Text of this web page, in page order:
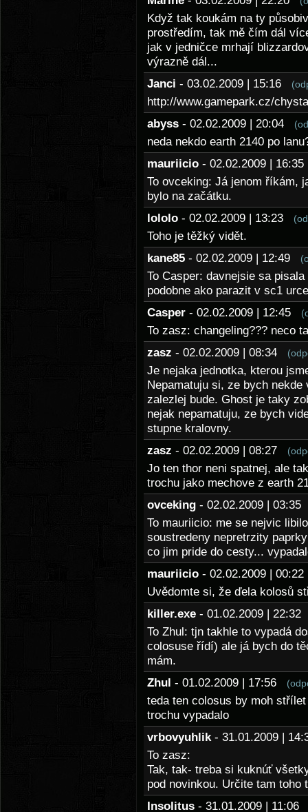
Když tak koukám na ty
prostředím, tak mě čím dál
jak v jedničce mrhají
výrazně dál...
Janci - 03.02.2009 | 15:16
http://www.gamepark.cz/
abyss - 02.02.2009 | 20:04
neda nekdo earth 2140 po
mauriicio - 02.02.2009 |
To ovceking: Já jenom říkám,
bylo na začátku.
lololo - 02.02.2009 | 13:23
Toho je těžký vidět.
kane85 - 02.02.2009 | 12:49
To Casper: davnejsie sa
podobne ako parazit v sc1
Casper - 02.02.2009 | 12:45
To zasz: changeling??? neco
zasz - 02.02.2009 | 08:34
Je nejaka jednotka, kterou
Nepamatuju si, ze bych
zalezlej bude. Ghost je taky
nejak nepamatuju, ze bych
stupne kralovny.
zasz - 02.02.2009 | 08:27
Jo ten thor neni spatnej, ale
trochu jako mechove z earth
ovceking - 02.02.2009 |
To mauriicio: me se nejvic
soustredeny nepretrzity
co jim pride do cesty...
mauriicio - 02.02.2009 |
Uvědomte si, že ďela kolosů
killer.exe - 01.02.2009 |
To Zhul: tjn takhle to vypadá
colosuse řídí) ale já bych do
mám.
Zhul - 01.02.2009 | 17:56
teda ten colosus by moh
trochu vypadalo
vrbovyuhlik - 31.01.2009 |
To zasz:
Tak, tak- treba si kuknúť
pod novinkou. Určite tam toho
Insolitus - 31.01.2009 |